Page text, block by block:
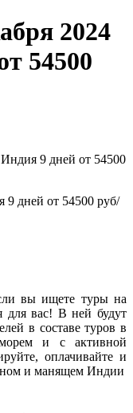
2024
54500
9 дней от 54500
дней от 54500 руб/
вы ищете туры на
для вас! В ней будут
в составе туров в
и с активной
оплачивайте и
и манящем Индии